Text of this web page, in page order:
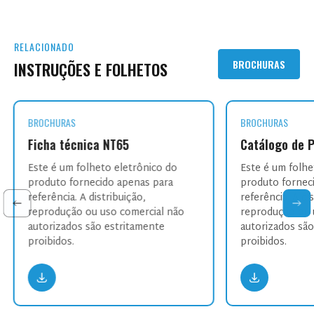
RELACIONADO
INSTRUÇÕES E FOLHETOS BROCHURAS
BROCHURAS
Ficha técnica NT65
Este é um folheto eletrônico do
produto fornecido apenas para
referência. A distribuição,
reprodução ou uso comercial não
autorizados são estritamente
proibidos.
BROCHURAS
Catálogo de
Este é um
produto
referência. A
reprodução ou
autorizados
proibidos.